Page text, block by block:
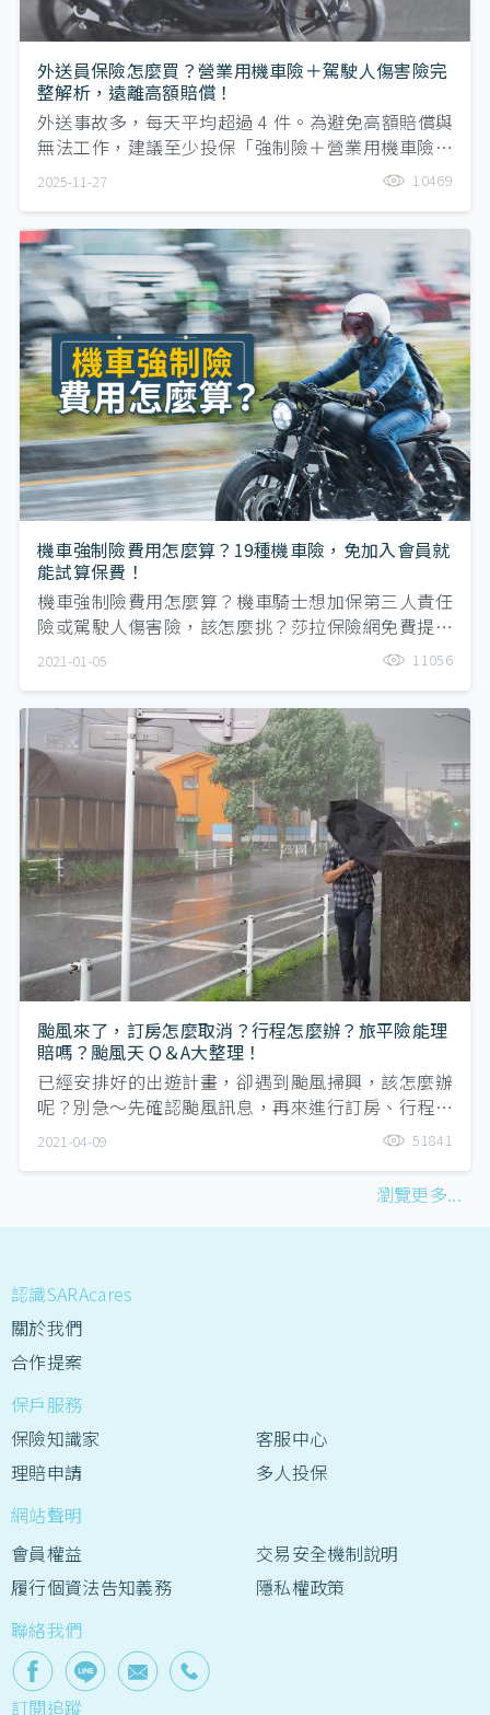
外送員保險怎麼買？營業用機車險＋駕駛人傷害險完
整解析，遠離高額賠償！
外送事故多，每天平均超過 4 件。為避免高額賠償與
無法工作，建議至少投保「強制險＋營業用機車險＋
駕駛人傷害險」。營業用機車險保障你外送時造成他
2025-11-27 10469
機車強制險費用怎麼算？19種機車險，免加入會員就
能試算保費！
機車強制險費用怎麼算？機車騎士想加保第三人責任
險或駕駛人傷害險，該怎麼挑？莎拉保險網免費提供
19種機車車險方案，免加入會員就能試算機車車險保
2021-01-05 11056
颱風來了，訂房怎麼取消？行程怎麼辦？旅平險能理
賠嗎？颱風天 Q＆A大整理！
已經安排好的出遊計畫，卻遇到颱風掃興，該怎麼辦
呢？別急～先確認颱風訊息，再來進行訂房、行程是
否取消的評估。本文整理了提供訂房取消ＱＡ、保險
2021-04-09 51841
瀏覽更多...
認識SARAcares
關於我們
合作提案
保戶服務
保險知識家
理賠申請
客服中心
多人投保
網站聲明
會員權益
履行個資法告知義務
交易安全機制說明
隱私權政策
聯絡我們
訂閱追蹤